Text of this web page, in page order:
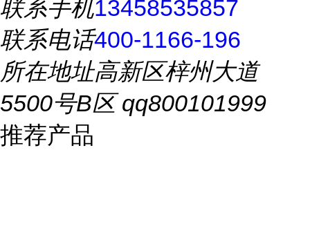
联系手机13458535857
联系电话400-1166-196
所在地址高新区梓州大道
5500号B区 qq800101999
推荐产品